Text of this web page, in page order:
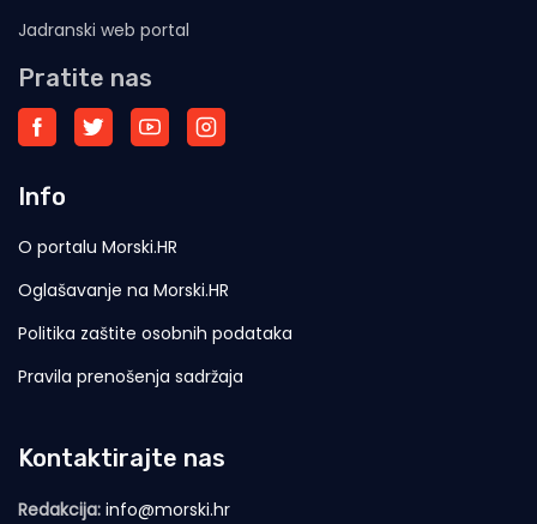
Jadranski web portal
Pratite nas
Info
O portalu Morski.HR
Oglašavanje na Morski.HR
Politika zaštite osobnih podataka
Pravila prenošenja sadržaja
Kontaktirajte nas
Redakcija: info@morski.hr